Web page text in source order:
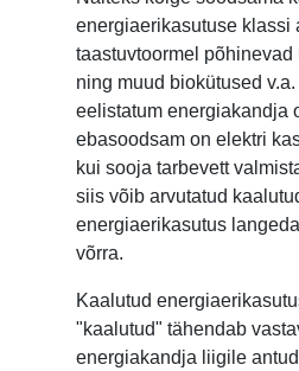
energiaerikasutuse klassi
taastuvtoormel
ning muud biokütused
eelistatum energiakandja
ebasoodsam on elektri
kui sooja tarbevett
siis võib arvutatud
energiaerikasutus
võrra.
Kaalutud
"kaalutud" tähendab
energiakandja liigile